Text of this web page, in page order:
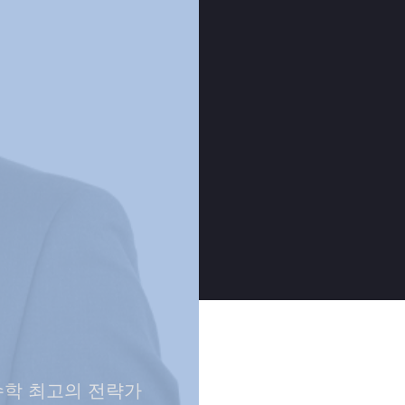
학 최고의 전략가